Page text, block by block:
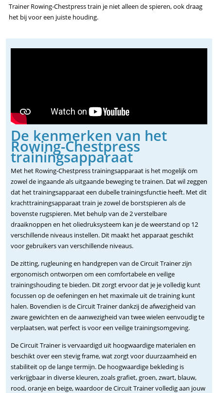
Trainer Rowing-Chestpress train je niet alleen de spieren, ook draag
het bij voor een juiste houding.
De kenmerken van het
Rowing-Chestpress
trainingsapparaat
Met het Rowing-Chestpress trainingsapparaat is het mogelijk om
zowel de ingaande als uitgaande beweging te trainen. Dat wil zeggen
dat het trainingsapparaat een dubelle trainingsfunctie heeft. Met dit
krachttrainingsapparaat train je zowel de borstspieren als de
bovenste rugspieren. Met behulp van de 2 verstelbare
draaiknoppen en het oliedruksysteem kan je de weerstand op 12
verschillende niveaus instellen. Dit maakt het apparaat geschikt
voor gebruikers van verschillende niveaus.
De zitting, rugleuning en handgrepen van de Circuit Trainer zijn
ergonomisch ontworpen om een comfortabele en veilige
trainingshouding te bieden. Dit zorgt ervoor dat je je volledig kunt
focussen op de oefeningen en het maximale uit de training kunt
halen. Bovendien is de Circuit Trainer dankzij de afwezigheid van
zware gewichten en de aanwezigheid van twee wielen eenvoudig te
verplaatsen, wat perfect is voor een veilige trainingsomgeving.
De Circuit Trainer is vervaardigd uit hoogwaardige materialen en
beschikt over een stevig frame, wat zorgt voor duurzaamheid en
stabiliteit op de lange termijn. De hoogwaardige bekleding is
verkrijgbaar in diverse kleuren, zoals grafiet, groen, zwart, blauw,
rood, oranje en beige, waardoor de Circuit Trainer volledig aan jouw